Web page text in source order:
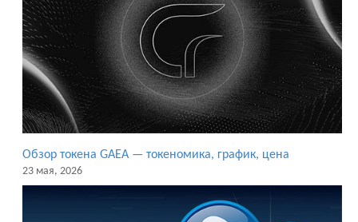
Обзор токена GAEA — токеномика, график, цена
23 мая, 2026